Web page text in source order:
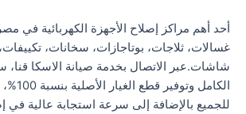
أحد أهم مراكز إصلاح الأجهزة الكهربائية في
غسالات، ثلاجات، بوتاجازات، سخانات،
شاشات.عبر الاتصال بخدمة صيانة الاسكا
الكامل
للجميع بالإضافة إلى سرعة استجابة عالية في